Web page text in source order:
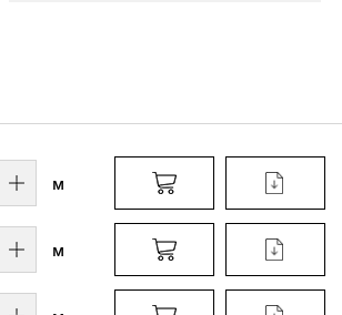
м
м